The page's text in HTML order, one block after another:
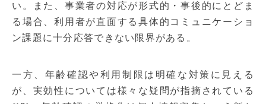
い。また、事業者の対応が形式的・事後的にとどま
る場合、利用者が直面する具体的コミュニケーショ
ン課題に十分応答できない限界がある。
一方、年齢確認や利用制限は明確な対策に見える
が、実効性については様々な疑問が指摘されている